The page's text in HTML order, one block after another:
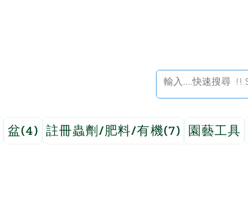
盆(4) 註冊蟲劑/肥料/有機(7) 園藝工具